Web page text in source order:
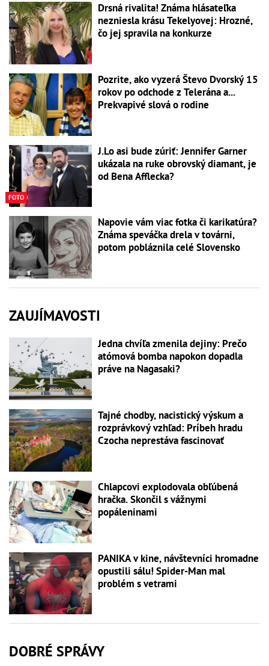
Drsná rivalita! Známa hlásateľka
nezniesla krásu Tekelyovej: Hrozné,
čo jej spravila na konkurze
Pozrite, ako vyzerá Števo Dvorský 15
rokov po odchode z Telerána a...
Prekvapivé slová o rodine
FOTO
J.Lo asi bude zúriť: Jennifer Garner
ukázala na ruke obrovský diamant, je
od Bena Afflecka?
Napovie vám viac fotka či karikatúra?
Známa speváčka drela v továrni,
potom pobláznila celé Slovensko
ZAUJÍMAVOSTI
Jedna chvíľa zmenila dejiny: Prečo
atómová bomba napokon dopadla
práve na Nagasaki?
Tajné chodby, nacistický výskum a
rozprávkový vzhľad: Príbeh hradu
Czocha neprestáva fascinovať
Chlapcovi explodovala obľúbená
hračka. Skončil s vážnymi
popáleninami
PANIKA v kine, návštevníci hromadne
opustili sálu! Spider-Man mal
problém s vetrami
DOBRÉ SPRÁVY